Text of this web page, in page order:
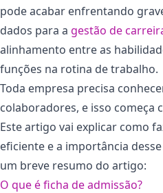
pode acabar enfrentando
dados para a gestão de
alinhamento entre as
funções na rotina de trabalho.
Toda empresa precisa
colaboradores, e isso começa
Este artigo vai explicar como
eficiente e a importância
um breve resumo do artigo:
O que é ficha de admissão?